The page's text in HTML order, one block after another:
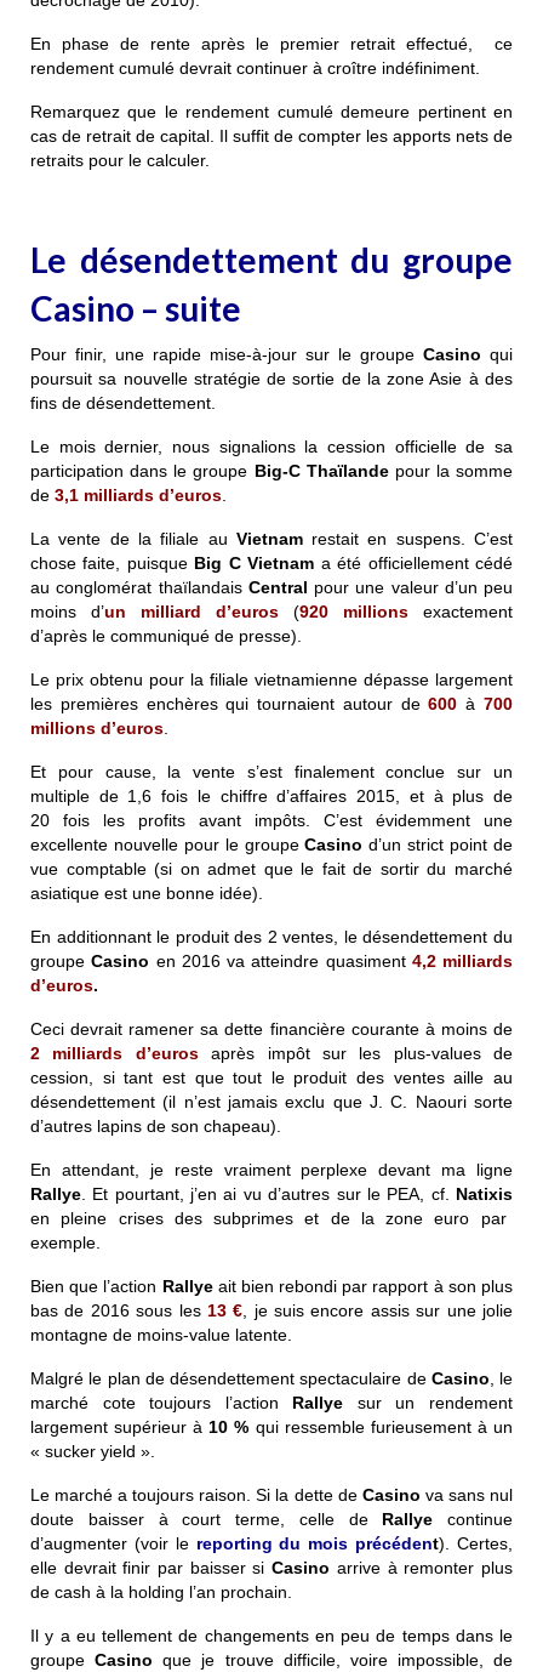
En phase de rente après le premier retrait effectué, ce
rendement cumulé devrait continuer à croître indéfiniment.
Remarquez que le rendement cumulé demeure pertinent en
cas de retrait de capital. Il suffit de compter les apports nets de
retraits pour le calculer.
Le désendettement du groupe
Casino – suite
Pour finir, une rapide mise-à-jour sur le groupe Casino qui
poursuit sa nouvelle stratégie de sortie de la zone Asie à des
fins de désendettement.
Le mois dernier, nous signalions la cession officielle de sa
participation dans le groupe Big-C Thaïlandepour la somme
de 3,1 milliards d’euros
La vente de la filiale au Vietnamrestait en suspens. C’est
chose faite, puisque Big C Vietnam a été officiellement cédé
au conglomérat thaïlandais Central pour une valeur d’un peu
moins d’un milliard d’euros (920 millions exactement
d’après le communiqué de presse).
Le prix obtenu pour la filiale vietnamienne dépasse largement
les premières enchères qui tournaient autour de600à 700
millions d’euros
Et pour cause, la vente s’est finalement conclue sur un
multiple de 1,6 fois le chiffre d’affaires 2015, et à plus de
20 fois les profits avant impôts. C’est évidemment une
excellente nouvelle pour le groupeCasinod’un strict point de
vue comptable (si on admet que le fait de sortir du marché
asiatique est une bonne idée).
En additionnant le produit des 2 ventes, le désendettement du
groupeCasino en 2016 va atteindre quasiment 4,2 milliards
d’euros.
Ceci devrait ramener sa dette financière courante à moins de
2 milliards d’eurosaprès impôt sur les plus-values de
cession, si tant est que tout le produit des ventes aille au
désendettement (il n’est jamais exclu que J. C. Naouri sorte
d’autres lapins de son chapeau).
En attendant, je reste vraiment perplexe devant ma ligne
Rallye . Et pourtant, j’en ai vu d’autres sur le PEA, cf. Natixis
en pleine crises des subprimes et de la zone euro par
exemple.
Bien que l’action Rallyeait bien rebondi par rapport à son plus
bas de 2016 sous les 13 € , je suis encore assis sur une jolie
montagne de moins-value latente.
Malgré le plan de désendettement spectaculaire de Casino , le
marché cote toujours l’action Rallye sur un rendement
largement supérieur à 10 % qui ressemble furieusement à un
« sucker yield ».
Le marché a toujours raison. Si la dette de Casino va sans nul
doute baisser à court terme, celle de Rallye continue
d’augmenter (voir le reporting du mois précédent) . Certes,
elle devrait finir par baisser siCasino arrive à remonter plus
de cash à la holding l’an prochain.
Il y a eu tellement de changements en peu de temps dans le
groupeCasino que je trouve difficile, voire impossible, de